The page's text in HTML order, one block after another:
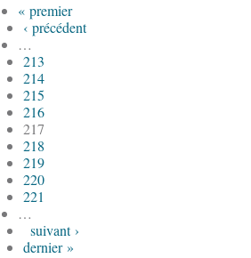
« premier
‹ précédent
…
213
214
215
216
217
218
219
220
221
…
suivant ›
dernier »